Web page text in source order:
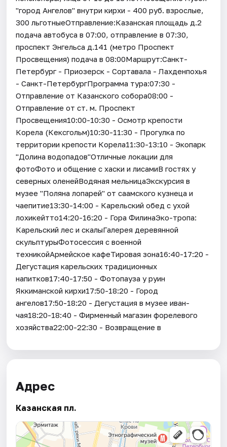
"город Ангелов" внутри кирхи - 400 руб. взрослые,
300 льготныеОтправление:Казанская площадь д.2
подача автобуса в 07:00, отправление в 07:30,
проспект Энгельса д.141 (метро Проспект
Просвещения) подача в 08:00Маршрут:Санкт-
Петербург - Приозерск - Сортавала - Лахденпохья
- Санкт-ПетербургПрограмма тура:07:30 -
Отправление от Казанского собора08:00 -
Отправление от ст. м. Проспект
Просвещения10:00-10:30 - Осмотр крепости
Корела (Кексгольм)10:30-11:30 - Прогулка по
территории крепости Корела11:30-13:10 - Экопарк
"Долина водопадов"Отличные локации для
фотоФото и общение с хаски и лисамиВ гостях у
северных оленейВодяная мельницаЭкскурсия в
музее "Поляна лопарей" от саамского кузнеца и
чаепитие13:30-14:00 - Карельский обед с ухой
лохикейтто14:20-16:20 - Гора ФилинаЭко-тропа:
Карельский лес и скалыГалерея деревянной
скульптурыФотосессия с военной
техникойАрмейское кафеТировая зона16:40-17:20 -
Дегустация карельских традиционных
напитков17:40-17:50 - Фотопауза у руин
Яккиманской кирхи17:50-18:20 - Город
ангелов17:50-18:20 - Дегустация в музее иван-
чая18:20-18:40 - Фирменный магазин форелевого
хозяйства22:00-22:30 - Возвращение в
Адрес
Казанская пл.